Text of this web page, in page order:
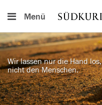
Menü
Wir lassen nur die Hand los,
nicht den Menschen.